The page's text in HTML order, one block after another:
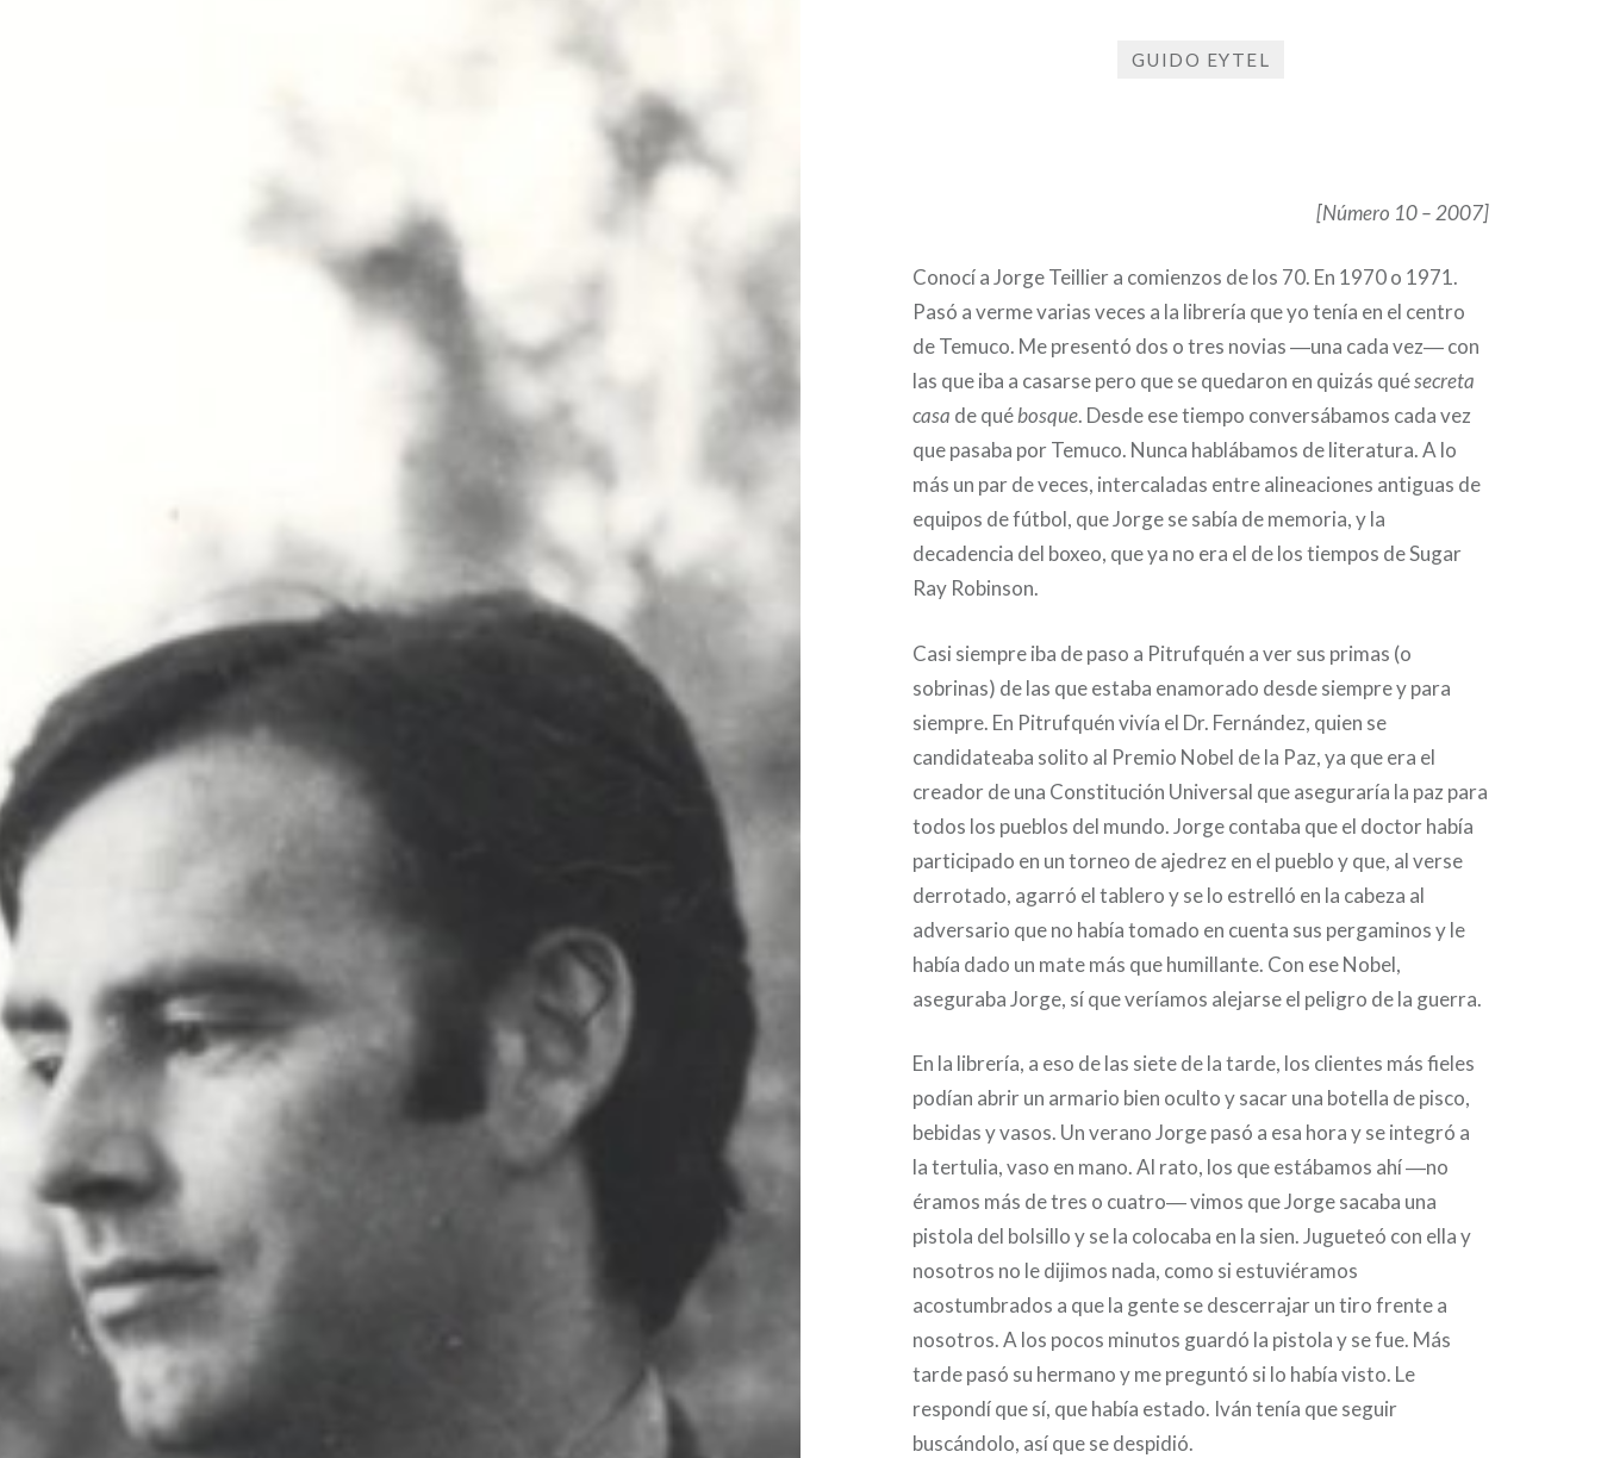
GUIDO EYTEL
[Número 10 – 2007]
Conocí a Jorge Teillier a comienzos de los 70. En 1970 o 1971.
Pasó a verme varias veces a la librería que yo tenía en el centro
de Temuco. Me presentó dos o tres novias ―una cada vez― con
las que iba a casarse pero que se quedaron en quizás quésecreta
casa de québosque. Desde ese tiempo conversábamos cada vez
que pasaba por Temuco. Nunca hablábamos de literatura. A lo
más un par de veces, intercaladas entre alineaciones antiguas de
equipos de fútbol, que Jorge se sabía de memoria, y la
decadencia del boxeo, que ya no era el de los tiempos de Sugar
Ray Robinson.
Casi siempre iba de paso a Pitrufquén a ver sus primas (o
sobrinas) de las que estaba enamorado desde siempre y para
siempre. En Pitrufquén vivía el Dr. Fernández, quien se
candidateaba solito al Premio Nobel de la Paz, ya que era el
creador de una Constitución Universal que aseguraría la paz para
todos los pueblos del mundo. Jorge contaba que el doctor había
participado en un torneo de ajedrez en el pueblo y que, al verse
derrotado, agarró el tablero y se lo estrelló en la cabeza al
adversario que no había tomado en cuenta sus pergaminos y le
había dado un mate más que humillante. Con ese Nobel,
aseguraba Jorge, sí que veríamos alejarse el peligro de la guerra.
En la librería, a eso de las siete de la tarde, los clientes más fieles
podían abrir un armario bien oculto y sacar una botella de pisco,
bebidas y vasos. Un verano Jorge pasó a esa hora y se integró a
la tertulia, vaso en mano. Al rato, los que estábamos ahí ―no
éramos más de tres o cuatro― vimos que Jorge sacaba una
pistola del bolsillo y se la colocaba en la sien. Jugueteó con ella y
nosotros no le dijimos nada, como si estuviéramos
acostumbrados a que la gente se descerrajar un tiro frente a
nosotros. A los pocos minutos guardó la pistola y se fue. Más
tarde pasó su hermano y me preguntó si lo había visto. Le
respondí que sí, que había estado. Iván tenía que seguir
buscándolo, así que se despidió.